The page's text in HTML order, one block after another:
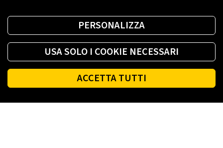
PERSONALIZZA
USA SOLO I COOKIE NECESSARI
ACCETTA TUTTI